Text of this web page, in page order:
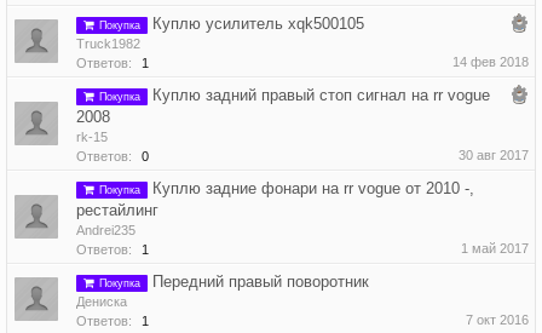
Покупка Куплю усилитель xqk500105
Truck1982
Ответов:
1 14 фев 2018
Покупка
Куплю задний правый стоп сигнал на rr vogue
2008
rk-15
Ответов:
0 30 авг 2017
Покупка
Куплю задние фонари на rr vogue от 2010 -,
рестайлинг
Andrei235
Ответов:
1 1 май 2017
Покупка Передний правый поворотник
Дениска
Ответов:
1 7 окт 2016